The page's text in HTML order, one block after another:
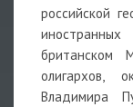
российской
британском
олигархов,
Владимира